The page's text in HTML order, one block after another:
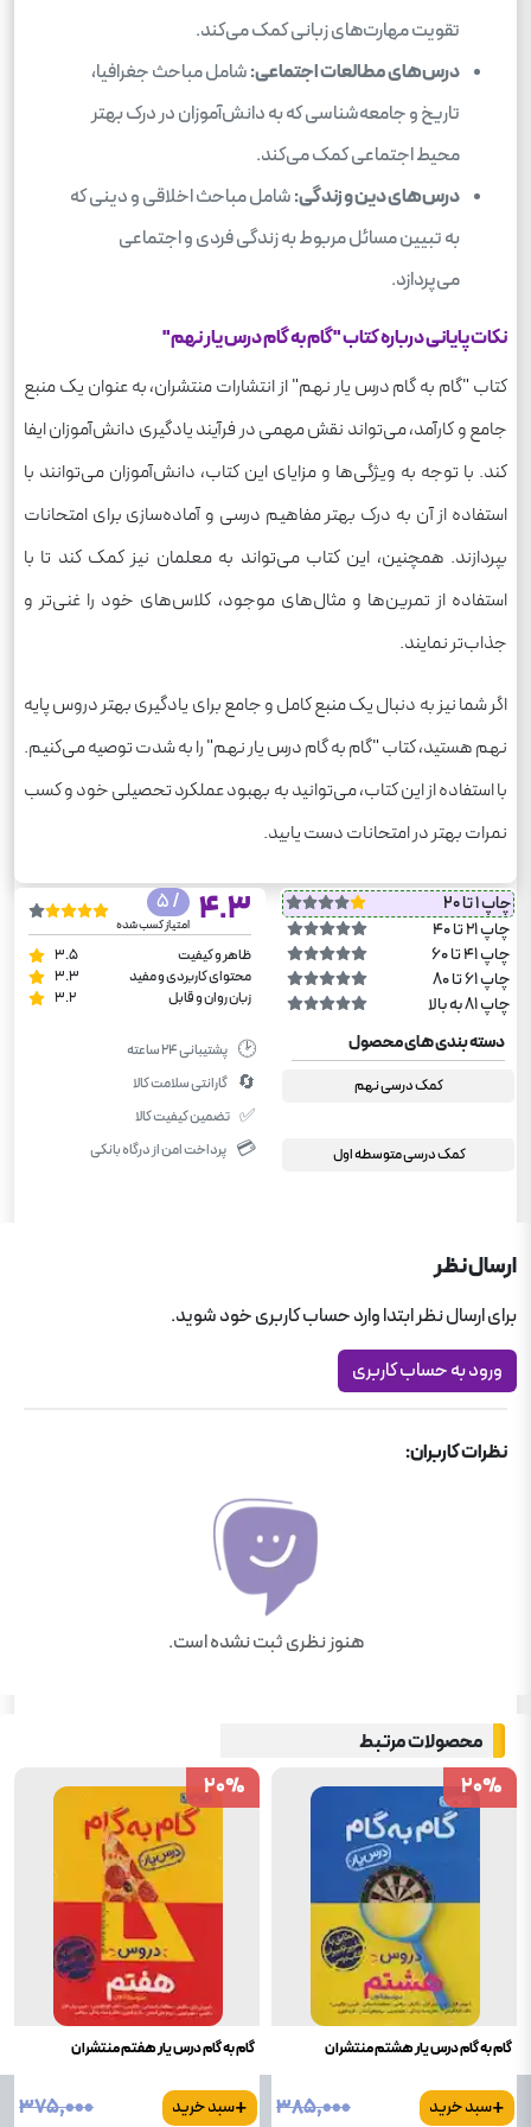
تقویت مهارت‌های زبانی کمک می‌کند.
درس‌های مطالعات اجتماعی:شامل مباحث جغرافیا،
تاریخ و جامعه‌شناسی که به دانش‌آموزان در درک بهتر
محیط اجتماعی کمک می‌کند.
درس‌های دین و زندگی:شامل مباحث اخلاقی و دینی که
به تبیین مسائل مربوط به زندگی فردی و اجتماعی
می‌پردازد.
نکات پایانی درباره کتاب "گام به گام درس یار نهم"
کتاب "گام به گام درس یار نهم" از انتشارات منتشران، به عنوان یک منبع
جامع و کارآمد، می‌تواند نقش مهمی در فرآیند یادگیری دانش‌آموزان ایفا
کند. با توجه به ویژگی‌ها و مزایای این کتاب، دانش‌آموزان می‌توانند با
استفاده از آن به درک بهتر مفاهیم درسی و آماده‌سازی برای امتحانات
بپردازند. همچنین، این کتاب می‌تواند به معلمان نیز کمک کند تا با
استفاده از تمرین‌ها و مثال‌های موجود، کلاس‌های خود را غنی‌تر و
جذاب‌تر نمایند.
اگر شما نیز به دنبال یک منبع کامل و جامع برای یادگیری بهتر دروس پایه
نهم هستید، کتاب "گام به گام درس یار نهم" را به شدت توصیه می‌کنیم.
با استفاده از این کتاب، می‌توانید به بهبود عملکرد تحصیلی خود و کسب
نمرات بهتر در امتحانات دست یابید.
چاپ 1 تا 20
چاپ 21 تا 40
چاپ 41 تا 60
چاپ 61 تا 80
چاپ 81 به بالا
4.3
/ 5
امتیاز کسب شده
ظاهر و کیفیت
3.5
محتوای کاربردی و مفید
3.3
زبان روان و قابل
3.2
دسته بندی های محصول
کمک درسی نهم
کمک درسی متوسطه اول
🕑 پشتیبانی ۲۴ ساعته
🔄 گارانتی سلامت کالا
✅ تضمین کیفیت کالا
💳 پرداخت امن از درگاه بانکی
ارسال نظر
برای ارسال نظر ابتدا وارد حساب کاربری خود شوید.
ورود به حساب کاربری
نظرات کاربران:
هنوز نظری ثبت نشده است.
محصولات مرتبط
گام به گام درس یار هشتم منتشران
+سبد خرید
۳۸۵٬۰۰۰
20%
20%
گام به گام درس یار هفتم منتشران
+سبد خرید
۳۷۵٬۰۰۰
20%
20%